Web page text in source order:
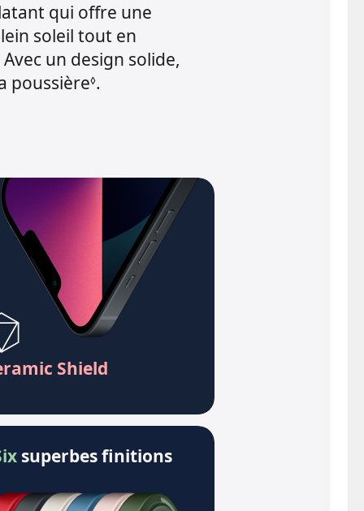
qui offre une
soleil tout en
un design solide,
poussière◊.
Shield
superbes finitions